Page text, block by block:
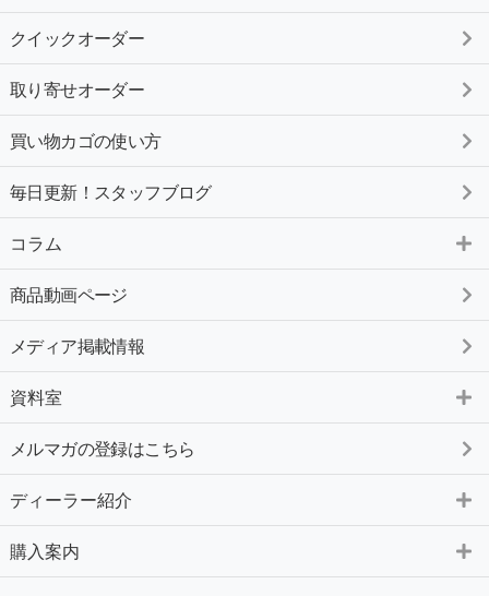
クイックオーダー
取り寄せオーダー
買い物カゴの使い方
毎日更新！スタッフブログ
コラム
商品動画ページ
メディア掲載情報
資料室
メルマガの登録はこちら
ディーラー紹介
購入案内